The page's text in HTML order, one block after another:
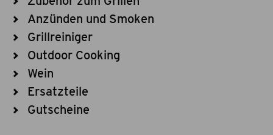
Anzünden und Smoken
Grillreiniger
Outdoor Cooking
Wein
Ersatzteile
Gutscheine